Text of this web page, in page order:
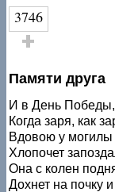
3746
Памяти друга
И в День
Когда заря, как
Вдовою у
Хлопочет
Она с колен
Дохнет на почку